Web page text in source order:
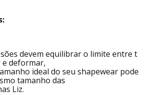
devem equilibrar o limite entre t
deformar,
ideal do seu shapewear pode
tamanho das
Liz.